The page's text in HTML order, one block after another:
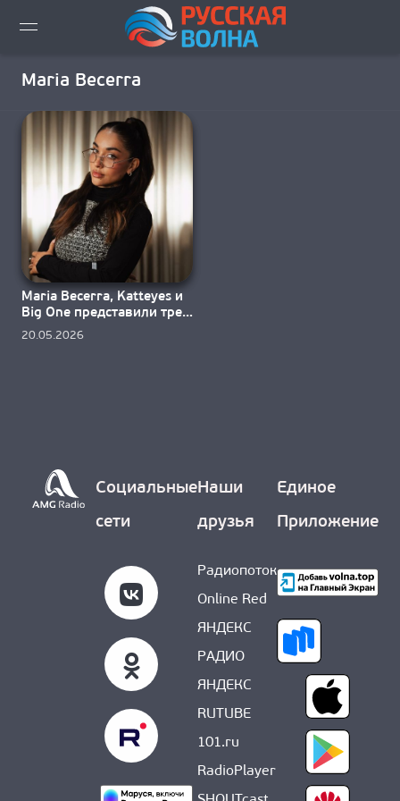
ВИДЕО LIVE
НОВОСТИ
НОВИНКИ ЭФИРА
ПЛЕЙЛИСТ
СКАЧАТЬ ЭФИР
КАК СЛУШАТЬ!?
Maria Becerra
Maria Becerra, Katteyes и
Big One представили трек
«LONELY»
20.05.2026
Социальные
сети
Наши
друзья
Радиопоток
Online Red
ЯНДЕКС
РАДИО
ЯНДЕКС
RUTUBE
101.ru
RadioPlayer
Единое
Приложение